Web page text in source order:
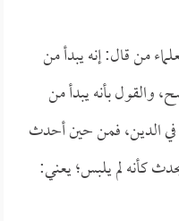
من قال: إنه يبدأ من
والقول بأنه يبدأ من
في الدين، فمن حين أحدث
كأنه لم يلبس؛ يعني: